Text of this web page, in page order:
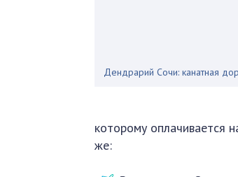
Дендрарий Сочи: канатная
которому оплачивается
же: